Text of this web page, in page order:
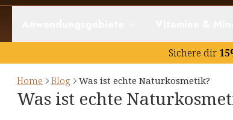
Sichere dir
Home Blog Was ist echte Naturkosmetik?
Was ist echte